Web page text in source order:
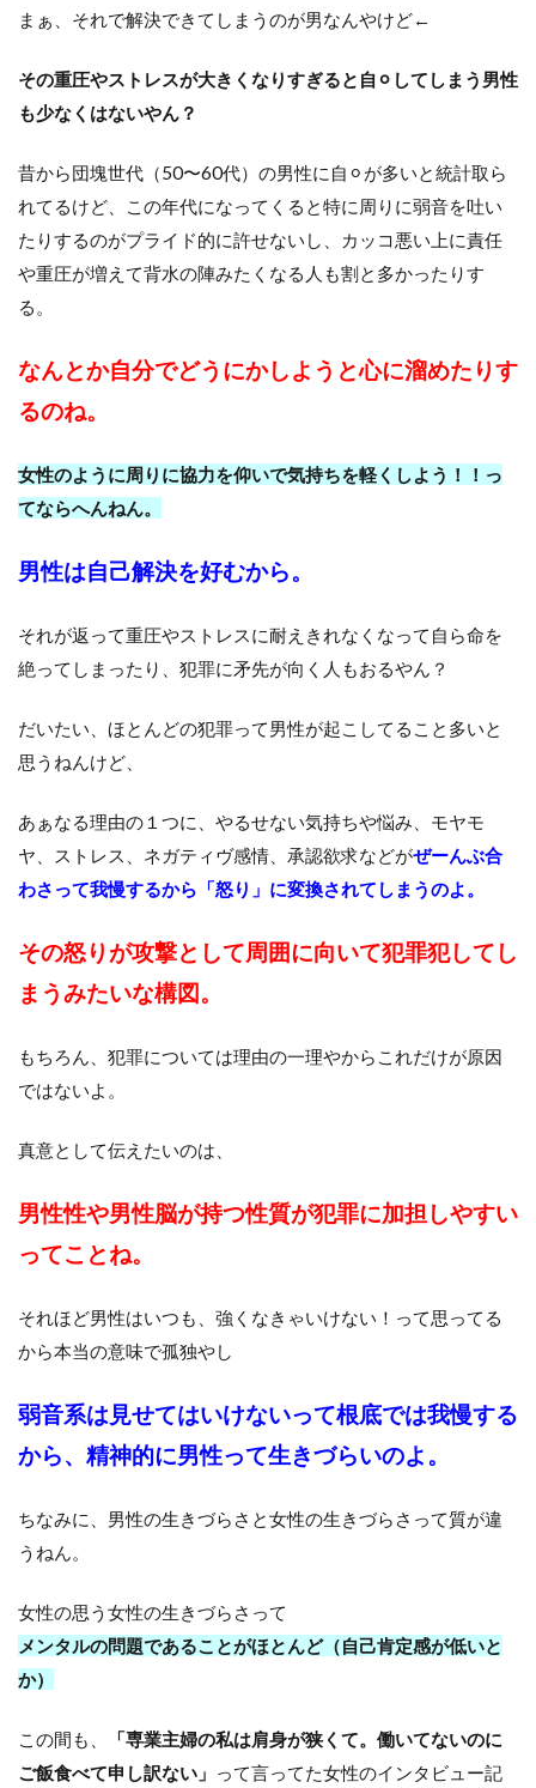
まぁ、それで解決できてしまうのが男なんやけど←
その重圧やストレスが大きくなりすぎると自⚪︎してしまう男性
も少なくはないやん？
昔から団塊世代（50〜60代）の男性に自⚪︎が多いと統計取ら
れてるけど、この年代になってくると特に周りに弱音を吐い
たりするのがプライド的に許せないし、カッコ悪い上に責任
や重圧が増えて背水の陣みたくなる人も割と多かったりす
る。
なんとか自分でどうにかしようと心に溜めたりす
るのね。
女性のように周りに協力を仰いで気持ちを軽くしよう！！っ
てならへんねん。
男性は自己解決を好むから。
それが返って重圧やストレスに耐えきれなくなって自ら命を
絶ってしまったり、犯罪に矛先が向く人もおるやん？
だいたい、ほとんどの犯罪って男性が起こしてること多いと
思うねんけど、
あぁなる理由の１つに、やるせない気持ちや悩み、モヤモ
ヤ、ストレス、ネガティヴ感情、承認欲求などがぜーんぶ合
わさって我慢するから「怒り」に変換されてしまうのよ。
その怒りが攻撃として周囲に向いて犯罪犯してし
まうみたいな構図。
もちろん、犯罪については理由の一理やからこれだけが原因
ではないよ。
真意として伝えたいのは、
男性性や男性脳が持つ性質が犯罪に加担しやすい
ってことね。
それほど男性はいつも、強くなきゃいけない！って思ってる
から本当の意味で孤独やし
弱音系は見せてはいけないって根底では我慢する
から、精神的に男性って生きづらいのよ。
ちなみに、男性の生きづらさと女性の生きづらさって質が違
うねん。
女性の思う女性の生きづらさって
メンタルの問題であることがほとんど（自己肯定感が低いと
か）
この間も、
「専業主婦の私は肩身が狭くて。働いてないのに
ご飯食べて申し訳ない」 って言ってた女性のインタビュー記